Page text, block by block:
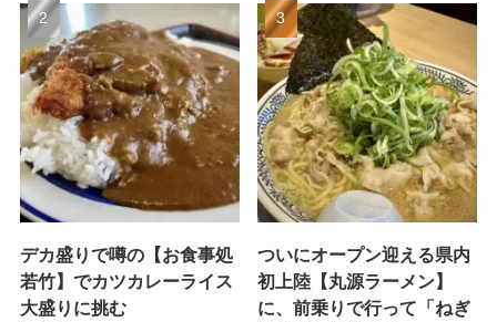
デカ盛りで噂の【お食事処
若竹】でカツカレーライス
大盛りに挑む
ついにオープン迎える県内
初上陸【丸源ラーメン】
に、前乗りで行って「ねぎ